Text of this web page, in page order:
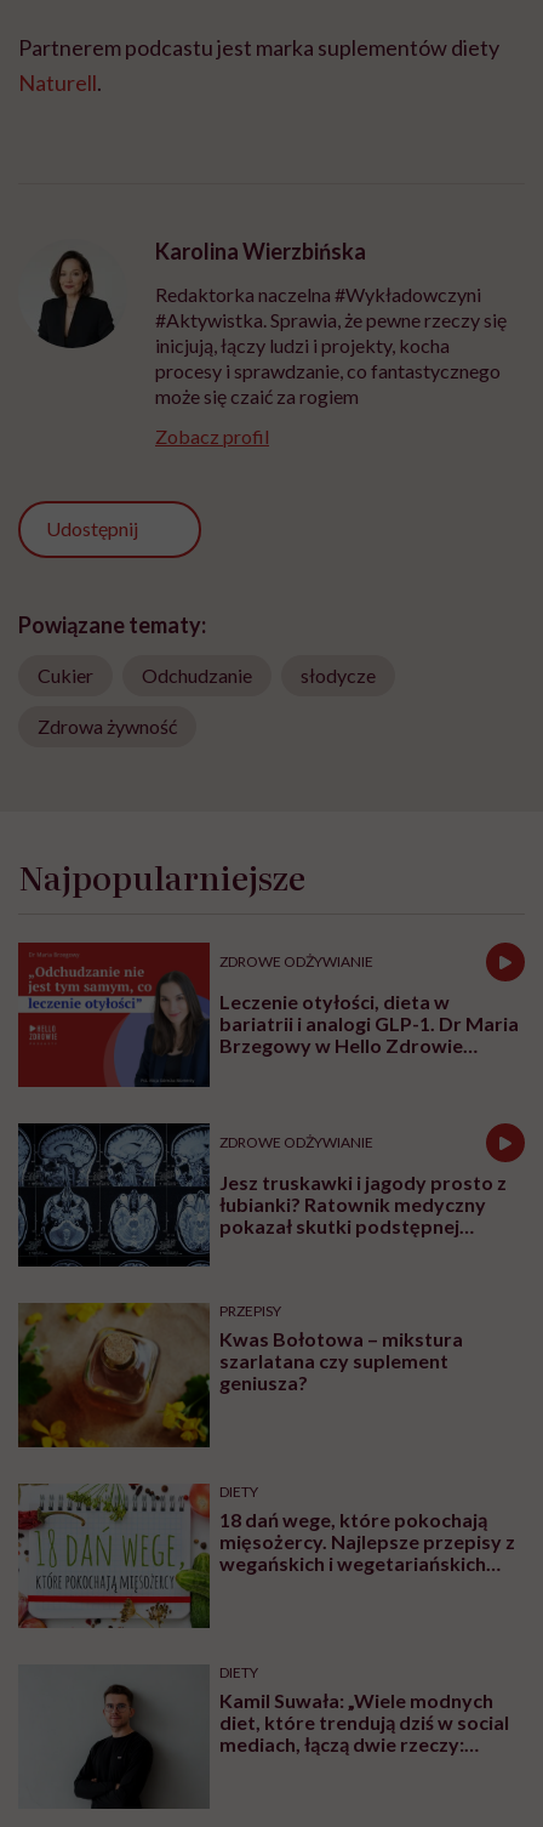
Partnerem podcastu jest marka suplementów diety
Naturell.
Karolina Wierzbińska
Redaktorka naczelna #Wykładowczyni
#Aktywistka. Sprawia, że pewne rzeczy się
inicjują, łączy ludzi i projekty, kocha
procesy i sprawdzanie, co fantastycznego
może się czaić za rogiem
Zobacz profil
Udostępnij
Powiązane tematy:
Cukier Odchudzanie słodycze
Zdrowa żywność
Najpopularniejsze
ZDROWE ODŻYWIANIE
Leczenie otyłości, dieta w
bariatrii i analogi GLP-1. Dr Maria
Brzegowy w Hello Zdrowie
ZDROWE ODŻYWIANIE
Jesz truskawki i jagody prosto z
łubianki? Ratownik medyczny
pokazał skutki podstępnej
PRZEPISY
Kwas Bołotowa – mikstura
szarlatana czy suplement
geniusza?
DIETY
18 dań wege, które pokochają
mięsożercy. Najlepsze przepisy z
wegańskich i wegetariańskich
DIETY
Kamil Suwała: „Wiele modnych
diet, które trendują dziś w social
mediach, łączą dwie rzeczy: